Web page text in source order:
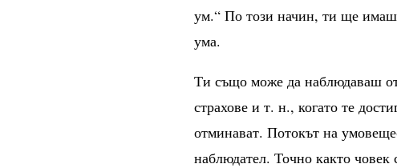
ум.“ По този начин, ти ще
ума.
Ти също може да наблюдаваш
страхове и т. н., когато те
отминават. Потокът на
наблюдател. Точно както